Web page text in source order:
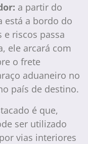
a partir do
está a bordo do
e riscos passa
ele arcará com
o frete
aduaneiro no
país de destino.
é que,
ser utilizado
vias interiores